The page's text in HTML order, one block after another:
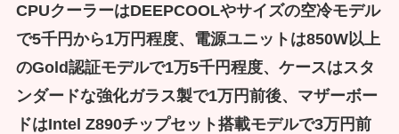
CPUクーラーはDEEPCOOLやサイズの空冷モデル
で5千円から1万円程度、電源ユニットは850W以上
のGold認証モデルで1万5千円程度、ケースはスタ
ンダードな強化ガラス製で1万円前後、マザーボー
ドはIntel Z890チップセット搭載モデルで3万円前